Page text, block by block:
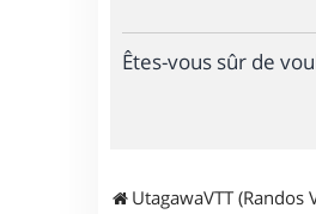
Êtes-vous sûr de
UtagawaVTT (Randos